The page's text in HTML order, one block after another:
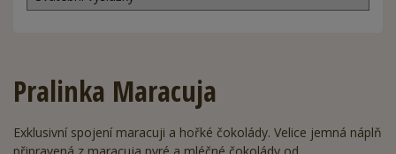
Pralinka Maracuja
Exklusivní spojení maracuji a hořké čokolády. Velice jemná náplň